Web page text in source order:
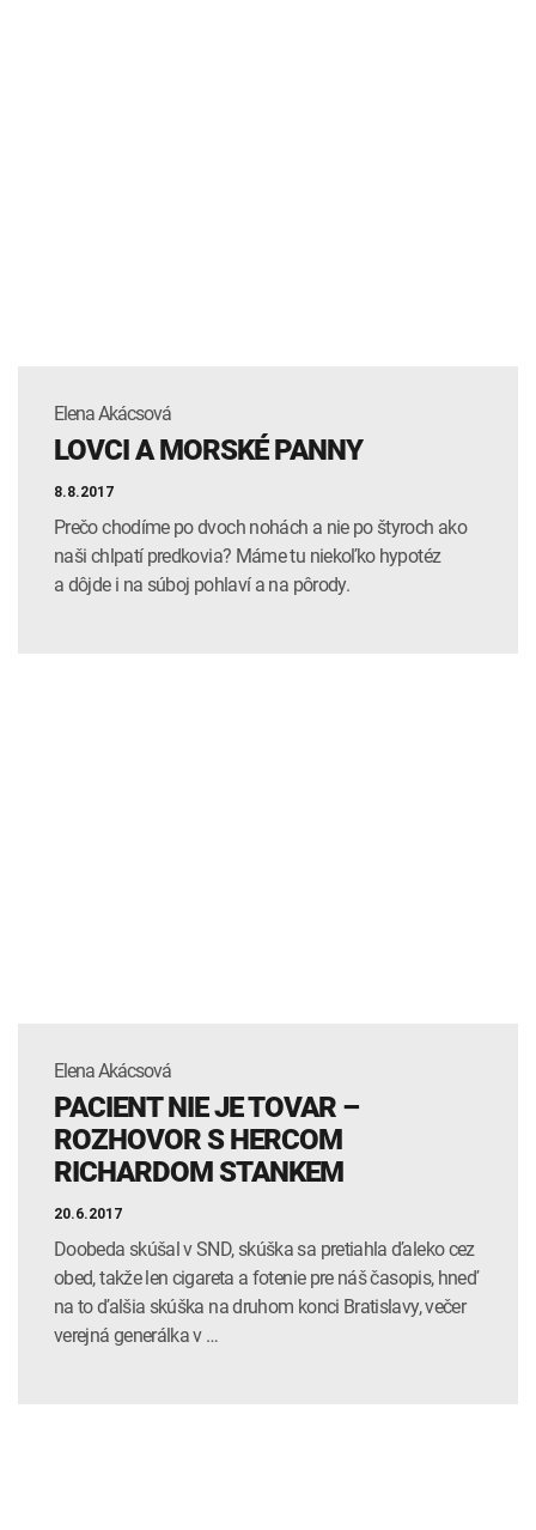
Elena Akácsová
LOVCI A MORSKÉ PANNY
8.8.2017
Prečo chodíme po dvoch nohách a nie po štyroch ako
naši chlpatí predkovia? Máme tu niekoľko hypotéz
a dôjde i na súboj pohlaví a na pôrody.
Elena Akácsová
PACIENT NIE JE TOVAR –
ROZHOVOR S HERCOM
RICHARDOM STANKEM
20.6.2017
Doobeda skúšal v SND, skúška sa pretiahla ďaleko cez
obed, takže len cigareta a fotenie pre náš časopis, hneď
na to ďalšia skúška na druhom konci Bratislavy, večer
verejná generálka v …